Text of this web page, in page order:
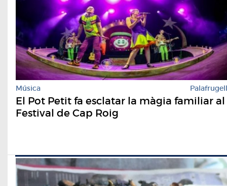
Música Palafrugell
El Pot Petit fa esclatar la màgia familiar al
Festival de Cap Roig